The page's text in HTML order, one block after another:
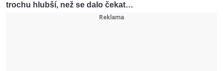
trochu hlubší, než se dalo čekat…